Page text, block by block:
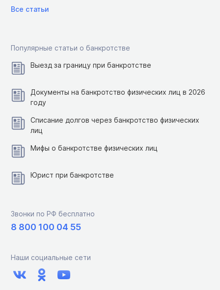
Все статьи
Популярные статьи о банкротстве
Выезд за границу при банкротстве
Документы на банкротство физических лиц в 2026
году
Списание долгов через банкротство физических
лиц
Мифы о банкротстве физических лиц
Юрист при банкротстве
Звонки по РФ бесплатно
8 800 100 04 55
Наши социальные сети